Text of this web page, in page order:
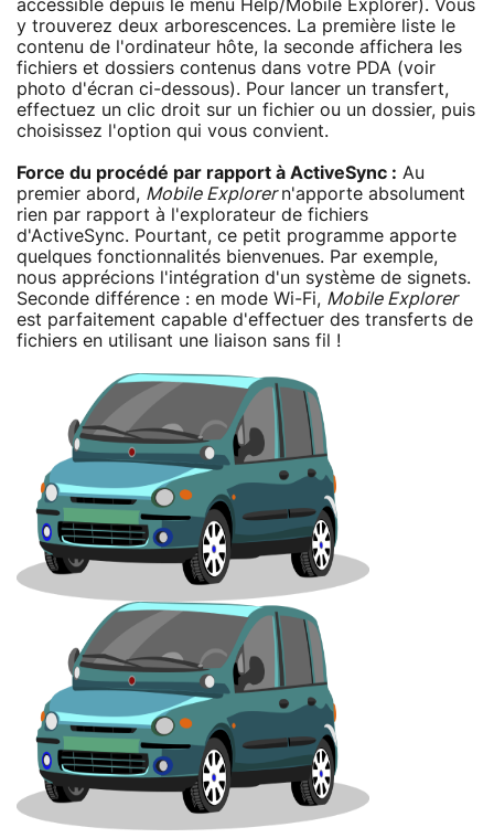
accessible depuis le menu Help/Mobile Explorer). Vous
y trouverez deux arborescences. La première liste le
contenu de l'ordinateur hôte, la seconde affichera les
fichiers et dossiers contenus dans votre PDA (voir
photo d'écran ci-dessous). Pour lancer un transfert,
effectuez un clic droit sur un fichier ou un dossier, puis
choisissez l'option qui vous convient.
Force du procédé par rapport à ActiveSync : Au
premier abord, Mobile Explorern'apporte absolument
rien par rapport à l'explorateur de fichiers
d'ActiveSync. Pourtant, ce petit programme apporte
quelques fonctionnalités bienvenues. Par exemple,
nous apprécions l'intégration d'un système de signets.
Seconde différence : en mode Wi-Fi, Mobile Explorer
est parfaitement capable d'effectuer des transferts de
fichiers en utilisant une liaison sans fil !